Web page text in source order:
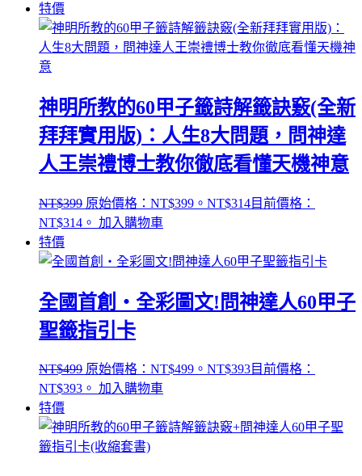
特價
神明所教的60甲子籤詩解籤訣竅(全新
拜拜實用版)：人生8大問題，問神達
人王崇禮博士教你徹底看懂天機神意
NT$399 原始價格：NT$399。 NT$314目前價格：
NT$314。 加入購物車
特價
全國首創‧全彩圖文!問神達人60甲子
聖籤指引卡
NT$499 原始價格：NT$499。 NT$393目前價格：
NT$393。 加入購物車
特價